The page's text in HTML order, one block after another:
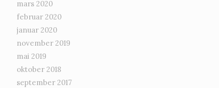
mars 2020
februar 2020
januar 2020
november 2019
mai 2019
oktober 2018
september 2017